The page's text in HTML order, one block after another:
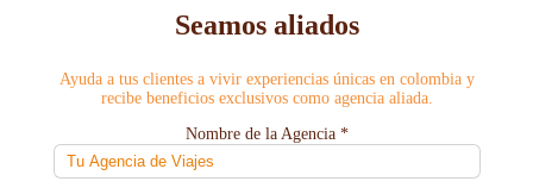
Seamos aliados
Ayuda a tus clientes a vivir experiencias únicas en colombia y
recibe beneficios exclusivos como agencia aliada.
Nombre de la Agencia *